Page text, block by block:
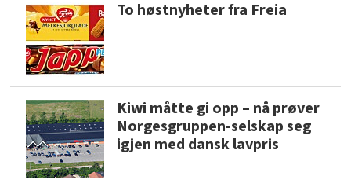
To høstnyheter fra Freia
Kiwi måtte gi opp – nå prøver
Norgesgruppen-selskap seg
igjen med dansk lavpris